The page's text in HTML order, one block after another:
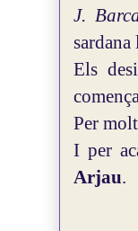
J.
sardana
Els
Per
I per
Arjau.